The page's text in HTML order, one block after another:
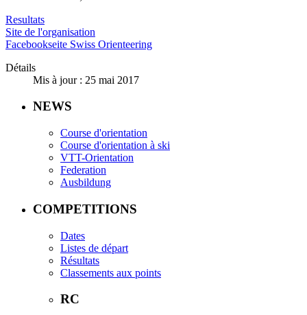
Resultats
Site de l'organisation
Facebookseite Swiss Orienteering
Détails
Mis à jour : 25 mai 2017
NEWS
Course d'orientation
Course d'orientation à ski
VTT-Orientation
Federation
Ausbildung
COMPETITIONS
Dates
Listes de départ
Résultats
Classements aux points
RC